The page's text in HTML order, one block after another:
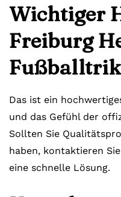
Wichtiger
Freiburg
Das ist ein
und das Gefühl der
Sollten Sie
haben, kontaktieren
eine schnelle Lösung.